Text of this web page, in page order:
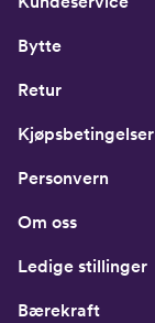
Bytte
Retur
Kjøpsbetingelser
Personvern
Om oss
Ledige stillinger
Bærekraft